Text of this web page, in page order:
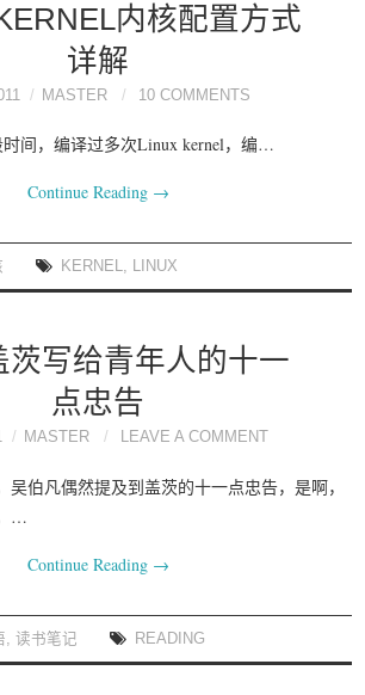
内核配置方式
详解
MASTER 10 COMMENTS
间，编译过多次Linux kernel，编…
Continue Reading →
KERNEL, LINUX
茨写给青年人的十一
点忠告
MASTER LEAVE A COMMENT
吴伯凡偶然提及到盖茨的十一点忠告，是啊，
…
Continue Reading →
,读书笔记 READING